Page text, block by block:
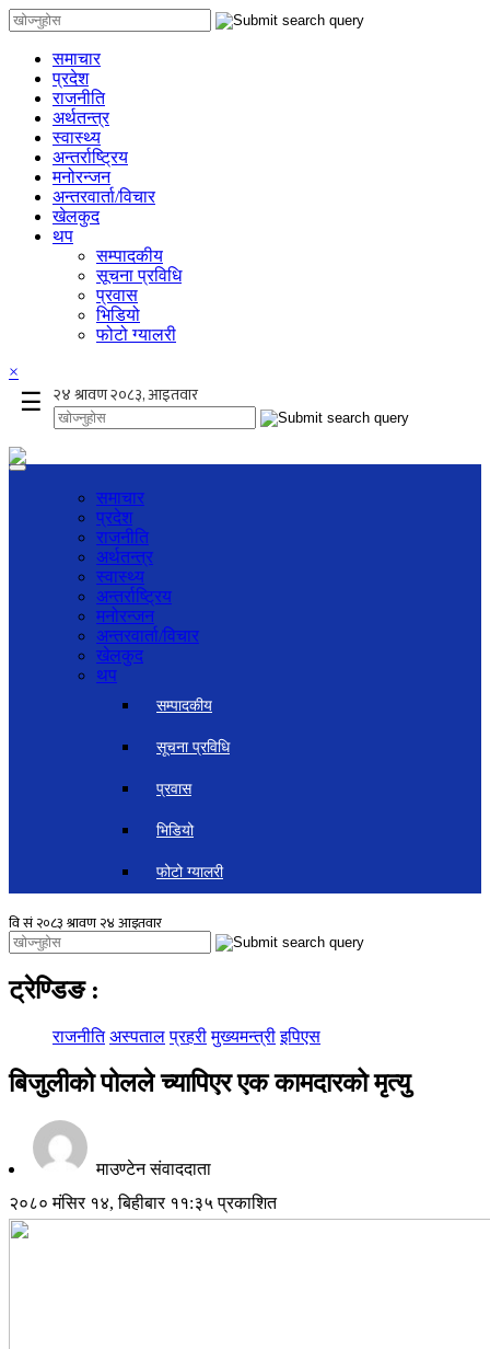
समाचार
प्रदेश
राजनीति
अर्थतन्त्र
स्वास्थ्य
अन्तर्राष्ट्रिय
मनोरन्जन
अन्तरवार्ता/विचार
खेलकुद
थप
सम्पादकीय
सूचना प्रविधि
प्रवास
भिडियो
फोटो ग्यालरी
×
☰
समाचार
प्रदेश
राजनीति
अर्थतन्त्र
स्वास्थ्य
अन्तर्राष्ट्रिय
मनोरन्जन
अन्तरवार्ता/विचार
खेलकुद
थप
सम्पादकीय
सूचना प्रविधि
प्रवास
भिडियो
फोटो ग्यालरी
ट्रेण्डिङ :
राजनीति अस्पताल प्रहरी मुख्यमन्त्री इपिएस
बिजुलीको पोलले च्यापिएर एक कामदारको मृत्यु
माउण्टेन संवाददाता
२०८० मंसिर १४, बिहीबार ११:३५ प्रकाशित